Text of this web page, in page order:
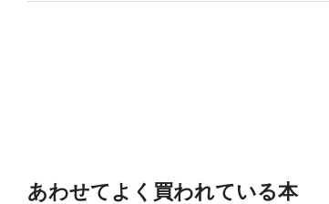
あわせてよく買われている本